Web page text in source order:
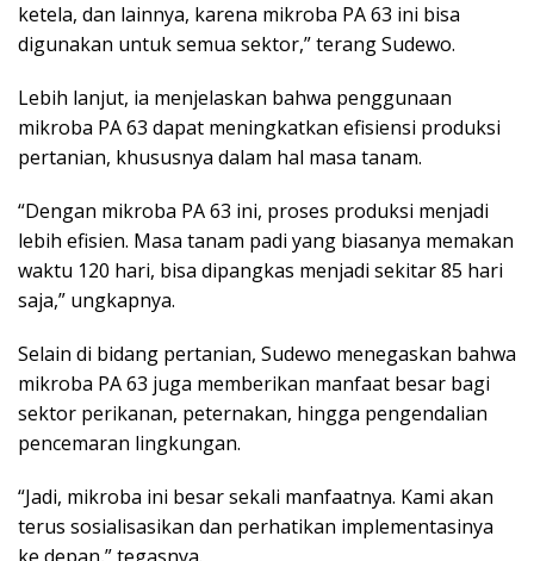
ketela, dan lainnya, karena mikroba PA 63 ini bisa
digunakan untuk semua sektor,” terang Sudewo.
Lebih lanjut, ia menjelaskan bahwa penggunaan
mikroba PA 63 dapat meningkatkan efisiensi produksi
pertanian, khususnya dalam hal masa tanam.
“Dengan mikroba PA 63 ini, proses produksi menjadi
lebih efisien. Masa tanam padi yang biasanya memakan
waktu 120 hari, bisa dipangkas menjadi sekitar 85 hari
saja,” ungkapnya.
Selain di bidang pertanian, Sudewo menegaskan bahwa
mikroba PA 63 juga memberikan manfaat besar bagi
sektor perikanan, peternakan, hingga pengendalian
pencemaran lingkungan.
“Jadi, mikroba ini besar sekali manfaatnya. Kami akan
terus sosialisasikan dan perhatikan implementasinya